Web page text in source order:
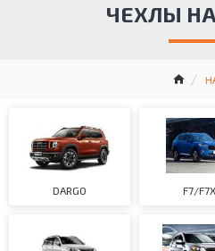
ЧЕХЛЫ
DARGO F7/F7X